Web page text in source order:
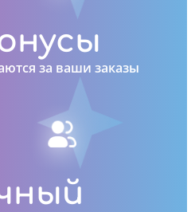
за ваши заказы